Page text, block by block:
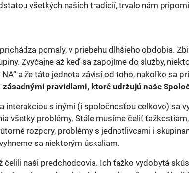
všetkých našich tradícií, trvalo nám
pomaly, v priebehu dlhšieho obdobia.
Zvyčajne až keď sa zapojíme do služby,
a že táto jednota závisí od toho, nakoľko sa
zásadnými pravidlami, ktoré udržujú naše
interakciou s inými (i spoločnosťou celkovo) sa
všetky problémy. Stále musíme čeliť
rozpory, problémy s jednotlivcami i
sa niektorým úskaliam.
čelili naši predchodcovia. Ich ťažko vydobytá